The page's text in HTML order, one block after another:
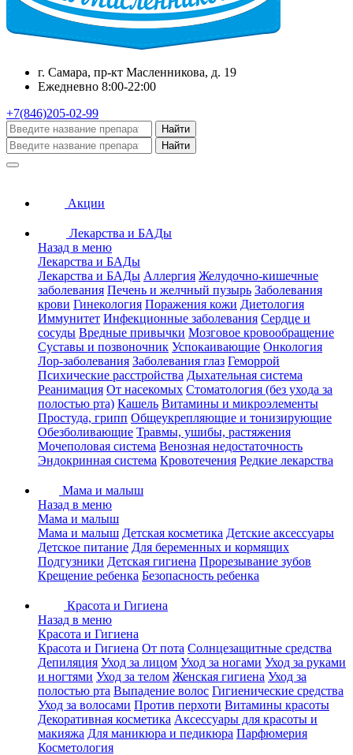
г. Самара, пр-кт Масленникова, д. 19
Ежедневно 8:00-22:00
+7(846)205-02-99
Найти
Найти
Акции
Лекарства и БАДы
Назад в меню
Лекарства и БАДы
Лекарства и БАДы Аллергия Желудочно-кишечные
заболевания Печень и желчный пузырь Заболевания
крови Гинекология Поражения кожи Диетология
Иммунитет Инфекционные заболевания Сердце и
сосуды Вредные привычки Мозговое кровообращение
Суставы и позвоночник Успокаивающие Онкология
Лор-заболевания Заболевания глаз Геморрой
Психические расстройства Дыхательная система
Реанимация От насекомых Стоматология (без ухода за
полостью рта) Кашель Витамины и микроэлементы
Простуда, грипп Общеукрепляющие и тонизирующие
Обезболивающие Травмы, ушибы, растяжения
Мочеполовая система Венозная недостаточность
Эндокринная система Кровотечения Редкие лекарства
Мама и малыш
Назад в меню
Мама и малыш
Мама и малыш Детская косметика Детские аксессуары
Детское питание Для беременных и кормящих
Подгузники Детская гигиена Прорезывание зубов
Крещение ребенка Безопасность ребенка
Красота и Гигиена
Назад в меню
Красота и Гигиена
Красота и Гигиена От пота Солнцезащитные средства
Депиляция Уход за лицом Уход за ногами Уход за руками
и ногтями Уход за телом Женская гигиена Уход за
полостью рта Выпадение волос Гигиенические средства
Уход за волосами Против перхоти Витамины красоты
Декоративная косметика Аксессуары для красоты и
макияжа Для маникюра и педикюра Парфюмерия
Косметология